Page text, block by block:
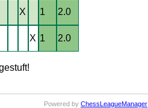
X 1 2.0
X 1 2.0
Powered by ChessLeagueManager